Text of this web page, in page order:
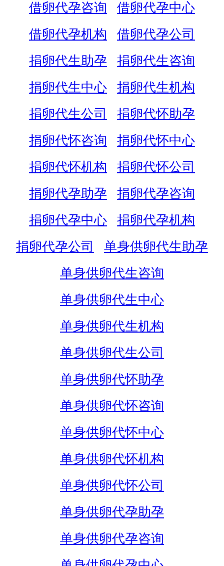
借卵代孕咨询
借卵代孕中心
借卵代孕机构
借卵代孕公司
捐卵代生助孕
捐卵代生咨询
捐卵代生中心
捐卵代生机构
捐卵代生公司
捐卵代怀助孕
捐卵代怀咨询
捐卵代怀中心
捐卵代怀机构
捐卵代怀公司
捐卵代孕助孕
捐卵代孕咨询
捐卵代孕中心
捐卵代孕机构
捐卵代孕公司
单身供卵代生助孕
单身供卵代生咨询
单身供卵代生中心
单身供卵代生机构
单身供卵代生公司
单身供卵代怀助孕
单身供卵代怀咨询
单身供卵代怀中心
单身供卵代怀机构
单身供卵代怀公司
单身供卵代孕助孕
单身供卵代孕咨询